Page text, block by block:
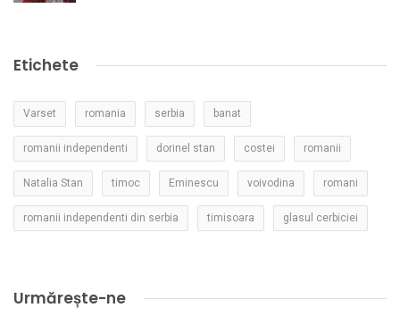
Etichete
Varset romania serbia banat
romanii independenti dorinel stan costei romanii
Natalia Stan timoc Eminescu voivodina romani
romanii independenti din serbia timisoara glasul cerbiciei
Urmărește-ne